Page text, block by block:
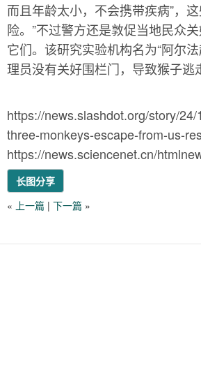
而且年龄太小，不会携带疾病”，
险。”不过警方还是敦促当地民众
它们。该研究实验机构名为“阿尔
理员没有关好围栏门，导致猴子逃
https://news.slashdot.org/story/
three-monkeys-escape-from-us-
https://news.sciencenet.cn/
长图分享
« 上一篇 | 下一篇 »